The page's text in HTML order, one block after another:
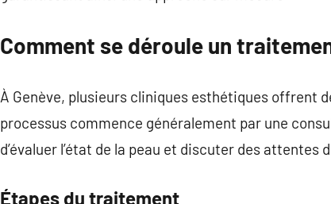
Comment se déroule un
À Genève, plusieurs cliniques esthétiques offrent
processus commence généralement par une
d’évaluer l’état de la peau et discuter des attentes
Étapes du traitement